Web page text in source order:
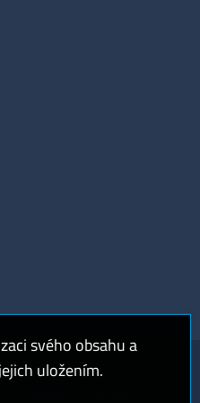
svého obsahu a
uložením.